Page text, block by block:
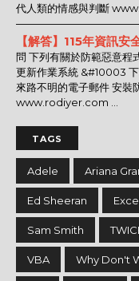
代人類的情感與判斷
【解答】115年資訊安
問 下列有關於防範惡意程
更新作業系統 &#10003
來路不明的電子郵件 安裝
www.rodiyer.com ...
TAGS
Adele Ariana
Ed Sheeran
Sam Smith
VBA Why Don't